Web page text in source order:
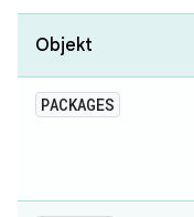
Objekt
PACKAGES